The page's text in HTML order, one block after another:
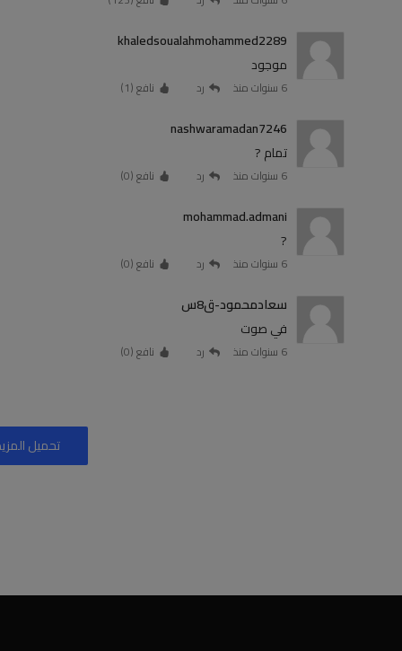
khaledsoualahmohammed2289
موجود
6 سنوات منذ رد نافع (1
)
nashwaramadan7246
تمام ?
6 سنوات منذ رد نافع (0
)
mohammad.admani
?
6 سنوات منذ رد نافع (0
)
سعادمحمود-ق8س
في صوت
6 سنوات منذ رد نافع (0
)
تحميل